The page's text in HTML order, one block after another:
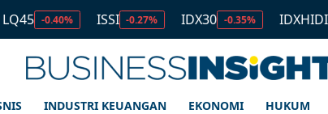
ISSI -0.27% IDX30 -0.35% IDXHIDIV20 -0.20%
INDUSTRI KEUANGAN EKONOMI HUKUM